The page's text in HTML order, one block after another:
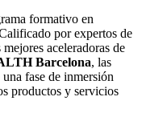
formativo en
por expertos de
aceleradoras de
Barcelona, las
fase de inmersión
productos y servicios